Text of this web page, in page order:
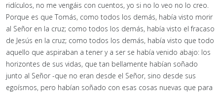
ridículos, no me vengáis con cuentos, yo si no lo veo no lo creo.
Porque es que Tomás, como todos los demás, había visto morir
al Señor en la cruz; como todos los demás, había visto el fracaso
de Jesús en la cruz; como todos los demás, había visto que todo
aquello que aspiraban a tener y a ser se había venido abajo: los
horizontes de sus vidas, que tan bellamente habían soñado
junto al Señor -que no eran desde el Señor, sino desde sus
egoísmos, pero habían soñado con esas cosas nuevas que para